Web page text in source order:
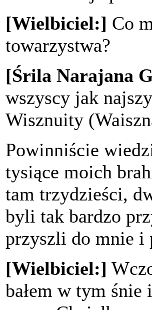
[Wielbiciel:] Co
towarzystwa?
[Śrila Narajana
wszyscy jak
Wisznuity
Powinniście
tysiące moich
tam trzydzieści,
byli tak bardzo
przyszli do mnie i
[Wielbiciel:]
bałem w tym